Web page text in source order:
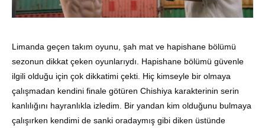
Limanda geçen takım oyunu, şah mat ve hapishane bölümü
sezonun dikkat çeken oyunlarıydı. Hapishane bölümü güvenle
ilgili olduğu için çok dikkatimi çekti. Hiç kimseyle bir olmaya
çalışmadan kendini finale götüren Chishiya karakterinin serin
kanlılığını hayranlıkla izledim. Bir yandan kim olduğunu bulmaya
çalışırken kendimi de sanki oradaymış gibi diken üstünde